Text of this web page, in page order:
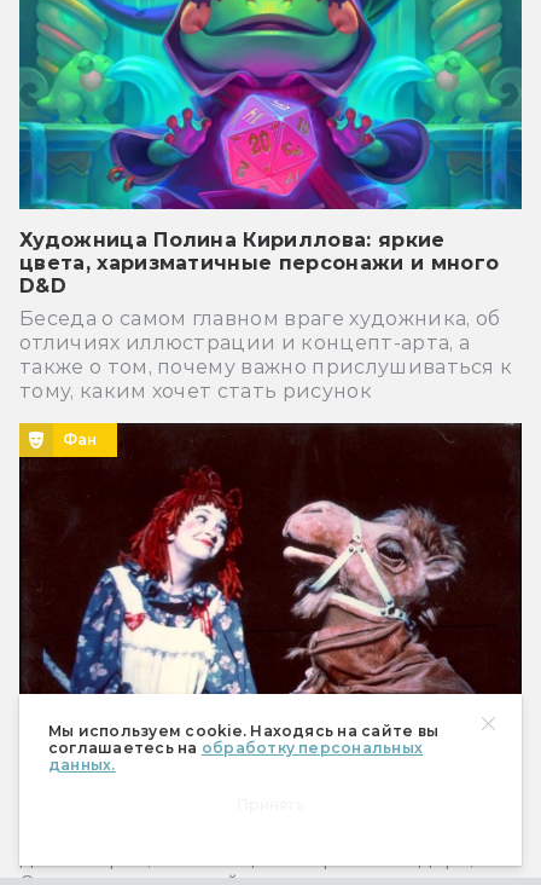
Мы используем cookie. Находясь на сайте вы
соглашаетесь на обработку персональных
данных.
Художница Полина Кириллова: яркие
цвета, харизматичные персонажи и много
D&D
Беседа о самом главном враге художника, об
отличиях иллюстрации и концепт-арта, а
также о том, почему важно прислушиваться к
тому, каким хочет стать рисунок
Фан
Что за бред вы поёте! 5 безумных